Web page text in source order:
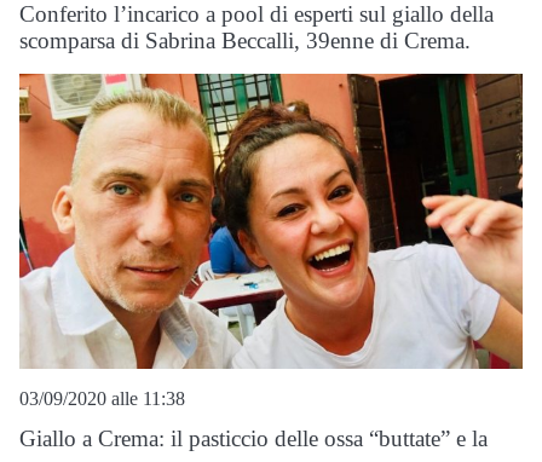
Conferito l’incarico a pool di esperti sul giallo della
scomparsa di Sabrina Beccalli, 39enne di Crema.
03/09/2020 alle 11:38
Giallo a Crema: il pasticcio delle ossa “buttate” e la